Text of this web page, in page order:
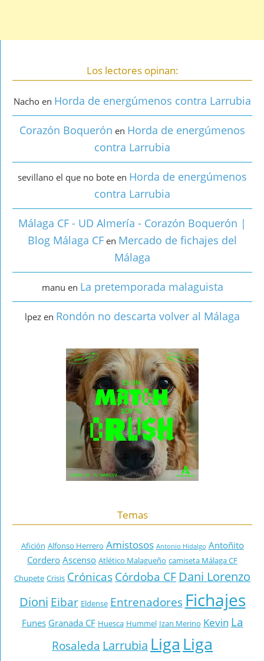
Los lectores opinan:
Nacho en Horda de energúmenos contra Larrubia
Corazón Boquerón en Horda de energúmenos
contra Larrubia
sevillano el que no bote en Horda de energúmenos
contra Larrubia
Málaga CF - UD Almería - Corazón Boquerón |
Blog Málaga CF en Mercado de fichajes del
Málaga
manu en La pretemporada malaguista
lpez en Rondón no descarta volver al Málaga
Temas
Afición Alfonso Herrero Amistosos Antonio Hidalgo Antoñito
CorderoAscenso Atlético Malagueño camiseta Málaga CF
Chupete Crisis Crónicas Córdoba CF Dani Lorenzo
Dioni Eibar Eldense Entrenadores Fichajes
Funes Granada CF Huesca Hummel Izan Merino Kevin La
Rosaleda Larrubia Liga Liga